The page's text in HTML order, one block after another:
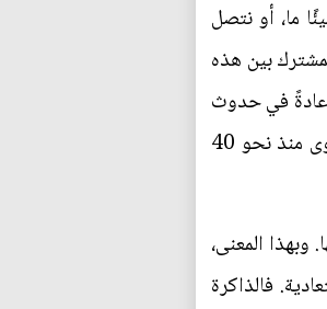
ما، أو نتصل
بين هذه
عادةً في حدوث
مشكلات في الحياة اليومية، فإن علماء الأعصاب وعلماء النفس لم يدرسوا هذه الظاهرة باعتبارها جانبًا مستقلًّا من الذاكرة سوى منذ نحو 40
المعنى،
فالذاكرة